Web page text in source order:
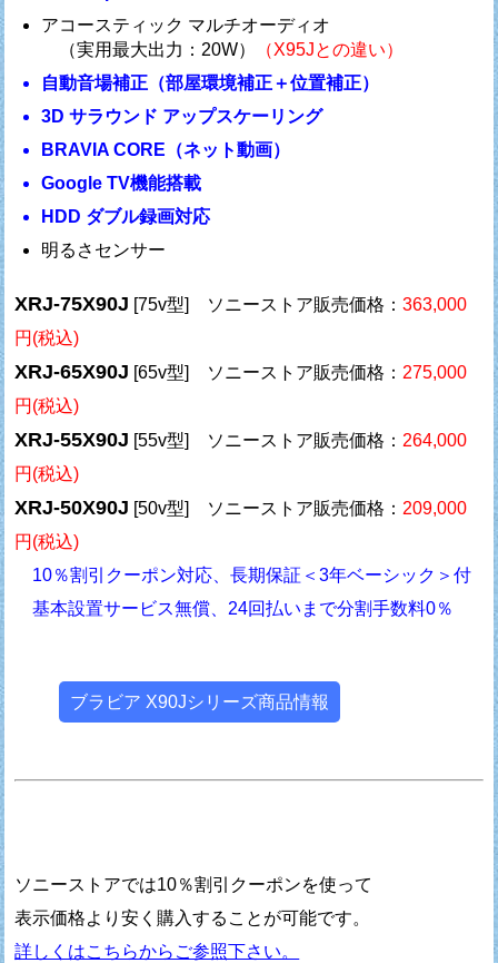
アコースティック マルチオーディオ
（実用最大出力：20W）
（X95Jとの違い）
自動音場補正（部屋環境補正＋位置補正）
3D サラウンド アップスケーリング
BRAVIA CORE（ネット動画）
Google TV機能搭載
HDD ダブル録画対応
明るさセンサー
XRJ-75X90J [75v型] ソニーストア販売価格：363,000
円(税込)
XRJ-65X90J [65v型] ソニーストア販売価格： 275,000
円(税込)
XRJ-55X90J [55v型] ソニーストア販売価格： 264,000
円(税込)
XRJ-50X90J [50v型] ソニーストア販売価格： 209,000
円(税込)
10％割引クーポン対応、長期保証＜3年ベーシック＞付
基本設置サービス無償、24回払いまで分割手数料0％
ブラビア X90Jシリーズ商品情報
ソニーストアでは10％割引クーポンを使って
表示価格より安く購入することが可能です。
詳しくはこちらからご参照下さい。